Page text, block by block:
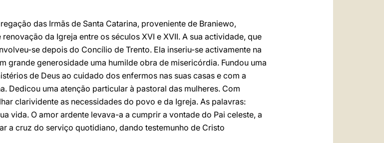
das Irmãs de Santa Catarina, proveniente de Braniewo,
da Igreja entre os séculos XVI e XVII. A sua actividade, que
se depois do Concílio de Trento. Ela inseriu-se activamente na
grande generosidade uma humilde obra de misericórdia. Fundou uma
de Deus ao cuidado dos enfermos nas suas casas e com a
Dedicou uma atenção particular à pastoral das mulheres. Com
clarividente as necessidades do povo e da Igreja. As palavras:
vida. O amor ardente levava-a a cumprir a vontade do Pai celeste, a
a cruz do serviço quotidiano, dando testemunho de Cristo